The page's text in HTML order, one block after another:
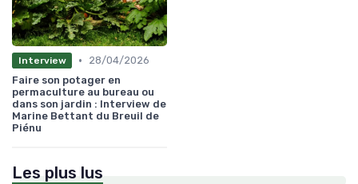
Interview •
28/04/2026
Faire son potager en
permaculture au bureau ou
dans son jardin : Interview de
Marine Bettant du Breuil de
Piénu
Les plus lus